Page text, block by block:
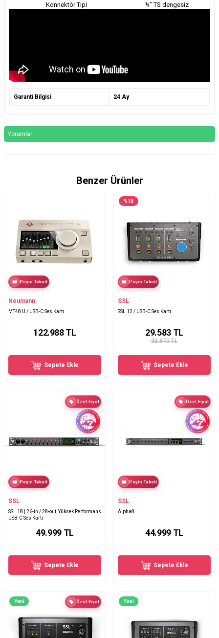
Konnektör Tipi
¼” TS dengesiz
Garanti Bilgisi 24 Ay
Yorumlar
Benzer Ürünler
Peşin Taksit
Neumann
MT48 U / USB-C Ses Kartı
122.988TL
Sepete Ekle
%10
Peşin Taksit
SSL
SSL 12 / USB-C Ses Kartı
32.870 TL
29.583TL
Sepete Ekle
Özel Fiyat
Peşin Taksit
SSL
SSL 18 | 26-in / 28-out, Yüksek Performans
USB-C Ses Kartı
49.999TL
Sepete Ekle
Özel Fiyat
Peşin Taksit
SSL
Alpha8
44.999TL
Sepete Ekle
Yeni Özel Fiyat Yeni